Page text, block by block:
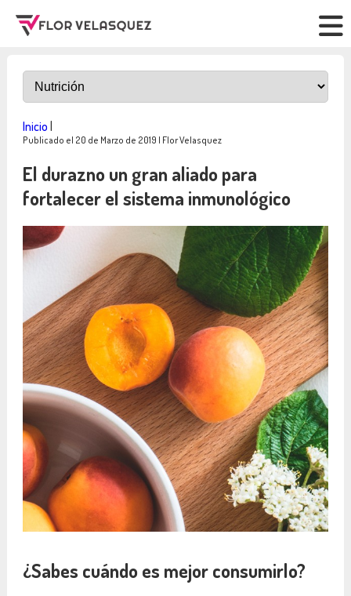
Inicio
Publicado el 20 de Marzo de 2019 | Flor Velasquez
El durazno un gran aliado para
fortalecer el sistema inmunológico
¿Sabes cuándo es mejor consumirlo?